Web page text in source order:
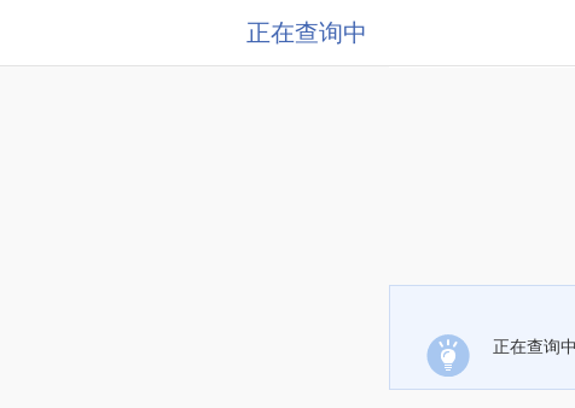
正在查询中
正在查询